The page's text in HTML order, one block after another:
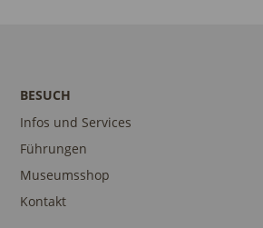
BESUCH
Infos und Services
Führungen
Museumsshop
Kontakt